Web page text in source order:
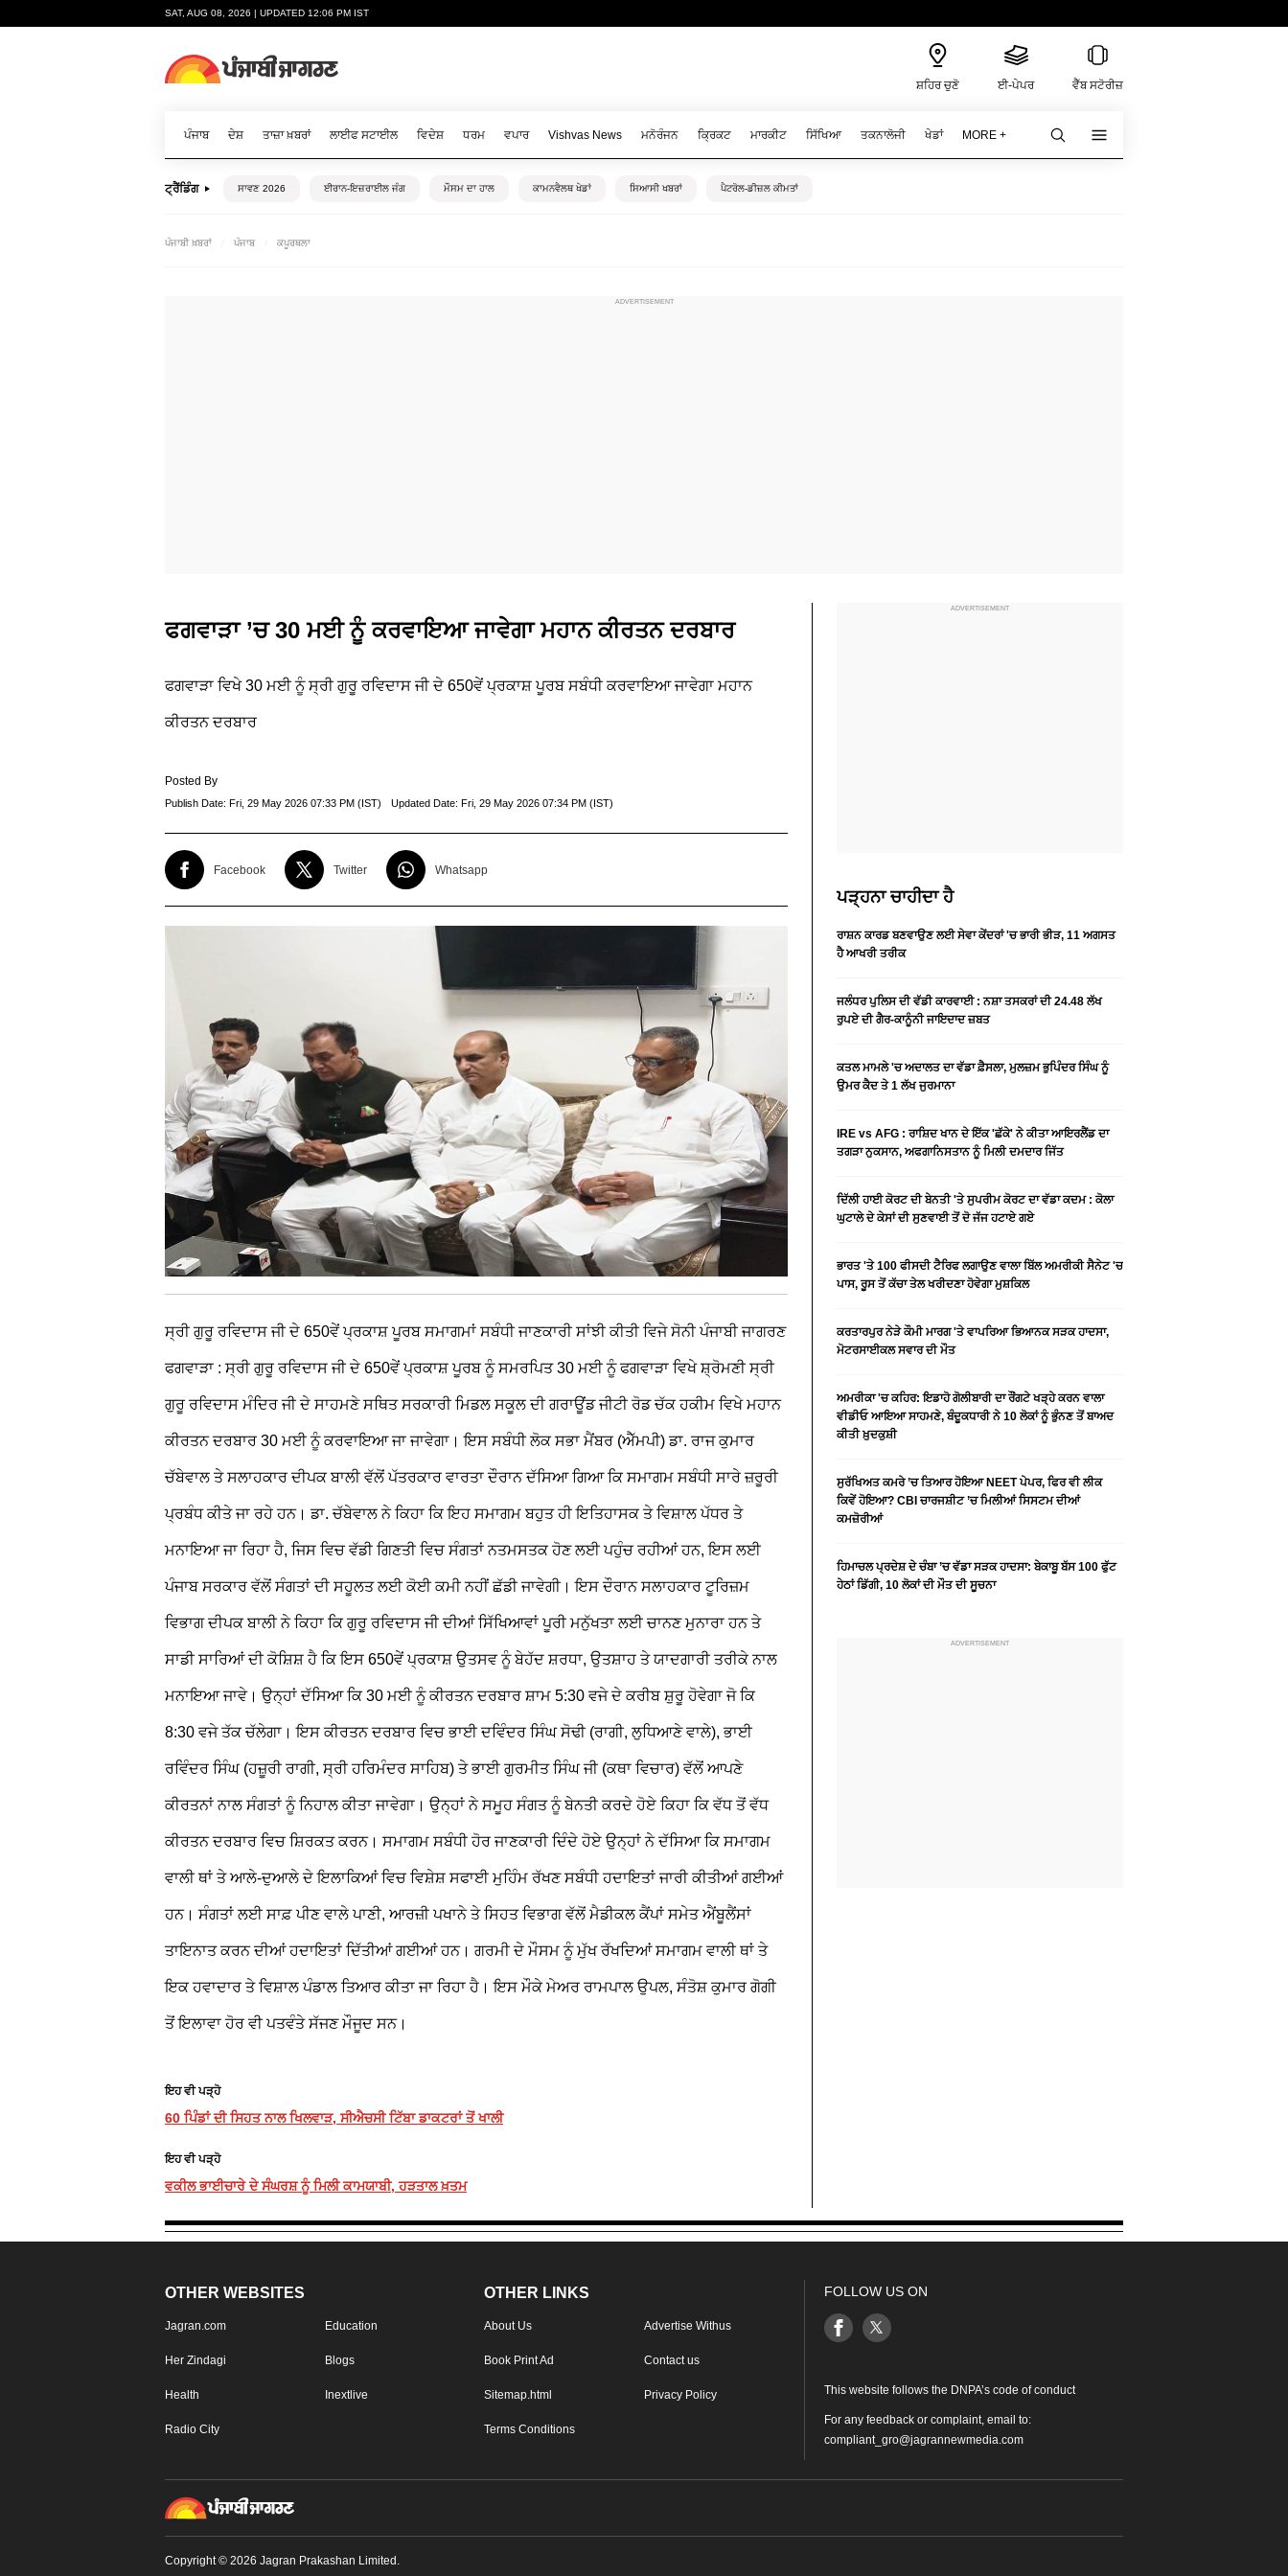
SAT, AUG 08, 2026 | UPDATED 12:06 PM IST
ਸ਼ਹਿਰ ਚੁਣੋ ਈ-ਪੇਪਰ ਵੈੱਬ ਸਟੋਰੀਜ਼
ਪੰਜਾਬ ਦੇਸ਼ ਤਾਜ਼ਾ ਖ਼ਬਰਾਂ ਲਾਈਫ ਸਟਾਈਲ ਵਿਦੇਸ਼ ਧਰਮ ਵਪਾਰ Vishvas News ਮਨੋਰੰਜਨ ਕ੍ਰਿਕਟ ਮਾਰਕੀਟ ਸਿੱਖਿਆ ਤਕਨਾਲੋਜੀ ਖੇਡਾਂ MORE +
ਟ੍ਰੈਂਡਿੰਗ ਸਾਵਣ 2026 ਈਰਾਨ-ਇਜ਼ਰਾਈਲ ਜੰਗ ਮੌਸਮ ਦਾ ਹਾਲ ਕਾਮਨਵੈਲਥ ਖੇਡਾਂ ਸਿਆਸੀ ਖਬਰਾਂ ਪੈਟਰੋਲ-ਡੀਜ਼ਲ ਕੀਮਤਾਂ
ਪੰਜਾਬੀ ਖ਼ਬਰਾਂ ਪੰਜਾਬ ਕਪੂਰਥਲਾ
ਫਗਵਾੜਾ ’ਚ 30 ਮਈ ਨੂੰ ਕਰਵਾਇਆ ਜਾਵੇਗਾ ਮਹਾਨ ਕੀਰਤਨ ਦਰਬਾਰ
ਫਗਵਾੜਾ ਵਿਖੇ 30 ਮਈ ਨੂੰ ਸ੍ਰੀ ਗੁਰੂ ਰਵਿਦਾਸ ਜੀ ਦੇ 650ਵੇਂ ਪ੍ਰਕਾਸ਼ ਪੂਰਬ ਸਬੰਧੀ ਕਰਵਾਇਆ ਜਾਵੇਗਾ ਮਹਾਨ
ਕੀਰਤਨ ਦਰਬਾਰ
Posted By
Publish Date: Fri, 29 May 2026 07:33 PM (IST) Updated Date: Fri, 29 May 2026 07:34 PM (IST)
Facebook Twitter Whatsapp
ਸ੍ਰੀ ਗੁਰੂ ਰਵਿਦਾਸ ਜੀ ਦੇ 650ਵੇਂ ਪ੍ਰਕਾਸ਼ ਪੂਰਬ ਸਮਾਗਮਾਂ ਸਬੰਧੀ ਜਾਣਕਾਰੀ ਸਾਂਝੀ ਕੀਤੀਵਿਜੇ ਸੋਨੀ ਪੰਜਾਬੀ ਜਾਗਰਣ
ਫਗਵਾੜਾ : ਸ੍ਰੀ ਗੁਰੂ ਰਵਿਦਾਸ ਜੀ ਦੇ 650ਵੇਂ ਪ੍ਰਕਾਸ਼ ਪੂਰਬ ਨੂੰ ਸਮਰਪਿਤ 30 ਮਈ ਨੂੰ ਫਗਵਾੜਾ ਵਿਖੇ ਸ਼੍ਰੋਮਣੀ ਸ੍ਰੀ
ਗੁਰੂ ਰਵਿਦਾਸ ਮੰਦਿਰ ਜੀ ਦੇ ਸਾਹਮਣੇ ਸਥਿਤ ਸਰਕਾਰੀ ਮਿਡਲ ਸਕੂਲ ਦੀ ਗਰਾਊਂਡ ਜੀਟੀ ਰੋਡ ਚੱਕ ਹਕੀਮ ਵਿਖੇ ਮਹਾਨ
ਕੀਰਤਨ ਦਰਬਾਰ 30 ਮਈ ਨੂੰ ਕਰਵਾਇਆ ਜਾ ਜਾਵੇਗਾ। ਇਸ ਸਬੰਧੀ ਲੋਕ ਸਭਾ ਮੈਂਬਰ (ਐੱਮਪੀ) ਡਾ. ਰਾਜ ਕੁਮਾਰ
ਚੱਬੇਵਾਲ ਤੇ ਸਲਾਹਕਾਰ ਦੀਪਕ ਬਾਲੀ ਵੱਲੋਂ ਪੱਤਰਕਾਰ ਵਾਰਤਾ ਦੌਰਾਨ ਦੱਸਿਆ ਗਿਆ ਕਿ ਸਮਾਗਮ ਸਬੰਧੀ ਸਾਰੇ ਜ਼ਰੂਰੀ
ਪ੍ਰਬੰਧ ਕੀਤੇ ਜਾ ਰਹੇ ਹਨ। ਡਾ. ਚੱਬੇਵਾਲ ਨੇ ਕਿਹਾ ਕਿ ਇਹ ਸਮਾਗਮ ਬਹੁਤ ਹੀ ਇਤਿਹਾਸਕ ਤੇ ਵਿਸ਼ਾਲ ਪੱਧਰ ਤੇ
ਮਨਾਇਆ ਜਾ ਰਿਹਾ ਹੈ, ਜਿਸ ਵਿਚ ਵੱਡੀ ਗਿਣਤੀ ਵਿਚ ਸੰਗਤਾਂ ਨਤਮਸਤਕ ਹੋਣ ਲਈ ਪਹੁੰਚ ਰਹੀਆਂ ਹਨ, ਇਸ ਲਈ
ਪੰਜਾਬ ਸਰਕਾਰ ਵੱਲੋਂ ਸੰਗਤਾਂ ਦੀ ਸਹੂਲਤ ਲਈ ਕੋਈ ਕਮੀ ਨਹੀਂ ਛੱਡੀ ਜਾਵੇਗੀ।ਇਸ ਦੌਰਾਨ ਸਲਾਹਕਾਰ ਟੂਰਿਜ਼ਮ
ਵਿਭਾਗ ਦੀਪਕ ਬਾਲੀ ਨੇ ਕਿਹਾ ਕਿ ਗੁਰੂ ਰਵਿਦਾਸ ਜੀ ਦੀਆਂ ਸਿੱਖਿਆਵਾਂ ਪੂਰੀ ਮਨੁੱਖਤਾ ਲਈ ਚਾਨਣ ਮੁਨਾਰਾ ਹਨ ਤੇ
ਸਾਡੀ ਸਾਰਿਆਂ ਦੀ ਕੋਸ਼ਿਸ਼ ਹੈ ਕਿ ਇਸ 650ਵੇਂ ਪ੍ਰਕਾਸ਼ ਉਤਸਵ ਨੂੰ ਬੇਹੱਦ ਸ਼ਰਧਾ, ਉਤਸ਼ਾਹ ਤੇ ਯਾਦਗਾਰੀ ਤਰੀਕੇ ਨਾਲ
ਮਨਾਇਆ ਜਾਵੇ। ਉਨ੍ਹਾਂ ਦੱਸਿਆ ਕਿ 30 ਮਈ ਨੂੰ ਕੀਰਤਨ ਦਰਬਾਰ ਸ਼ਾਮ 5:30 ਵਜੇ ਦੇ ਕਰੀਬ ਸ਼ੁਰੂ ਹੋਵੇਗਾ ਜੋ ਕਿ
8:30 ਵਜੇ ਤੱਕ ਚੱਲੇਗਾ। ਇਸ ਕੀਰਤਨ ਦਰਬਾਰ ਵਿਚ ਭਾਈ ਦਵਿੰਦਰ ਸਿੰਘ ਸੋਢੀ (ਰਾਗੀ, ਲੁਧਿਆਣੇ ਵਾਲੇ), ਭਾਈ
ਰਵਿੰਦਰ ਸਿੰਘ (ਹਜ਼ੂਰੀ ਰਾਗੀ, ਸ੍ਰੀ ਹਰਿਮੰਦਰ ਸਾਹਿਬ) ਤੇ ਭਾਈ ਗੁਰਮੀਤ ਸਿੰਘ ਜੀ (ਕਥਾ ਵਿਚਾਰ) ਵੱਲੋਂ ਆਪਣੇ
ਕੀਰਤਨਾਂ ਨਾਲ ਸੰਗਤਾਂ ਨੂੰ ਨਿਹਾਲ ਕੀਤਾ ਜਾਵੇਗਾ। ਉਨ੍ਹਾਂ ਨੇ ਸਮੂਹ ਸੰਗਤ ਨੂੰ ਬੇਨਤੀ ਕਰਦੇ ਹੋਏ ਕਿਹਾ ਕਿ ਵੱਧ ਤੋਂ ਵੱਧ
ਕੀਰਤਨ ਦਰਬਾਰ ਵਿਚ ਸ਼ਿਰਕਤ ਕਰਨ। ਸਮਾਗਮ ਸਬੰਧੀ ਹੋਰ ਜਾਣਕਾਰੀ ਦਿੰਦੇ ਹੋਏ ਉਨ੍ਹਾਂ ਨੇ ਦੱਸਿਆ ਕਿ ਸਮਾਗਮ
ਵਾਲੀ ਥਾਂ ਤੇ ਆਲੇ-ਦੁਆਲੇ ਦੇ ਇਲਾਕਿਆਂ ਵਿਚ ਵਿਸ਼ੇਸ਼ ਸਫਾਈ ਮੁਹਿੰਮ ਰੱਖਣ ਸਬੰਧੀ ਹਦਾਇਤਾਂ ਜਾਰੀ ਕੀਤੀਆਂ ਗਈਆਂ
ਹਨ। ਸੰਗਤਾਂ ਲਈ ਸਾਫ਼ ਪੀਣ ਵਾਲੇ ਪਾਣੀ, ਆਰਜ਼ੀ ਪਖਾਨੇ ਤੇ ਸਿਹਤ ਵਿਭਾਗ ਵੱਲੋਂ ਮੈਡੀਕਲ ਕੈਂਪਾਂ ਸਮੇਤ ਐਂਬੂਲੈਂਸਾਂ
ਤਾਇਨਾਤ ਕਰਨ ਦੀਆਂ ਹਦਾਇਤਾਂ ਦਿੱਤੀਆਂ ਗਈਆਂ ਹਨ। ਗਰਮੀ ਦੇ ਮੌਸਮ ਨੂੰ ਮੁੱਖ ਰੱਖਦਿਆਂ ਸਮਾਗਮ ਵਾਲੀ ਥਾਂ ਤੇ
ਇਕ ਹਵਾਦਾਰ ਤੇ ਵਿਸ਼ਾਲ ਪੰਡਾਲ ਤਿਆਰ ਕੀਤਾ ਜਾ ਰਿਹਾ ਹੈ। ਇਸ ਮੌਕੇ ਮੇਅਰ ਰਾਮਪਾਲ ਉਪਲ, ਸੰਤੋਸ਼ ਕੁਮਾਰ ਗੋਗੀ
ਤੋਂ ਇਲਾਵਾ ਹੋਰ ਵੀ ਪਤਵੰਤੇ ਸੱਜਣ ਮੌਜੂਦ ਸਨ।
ਇਹ ਵੀ ਪੜ੍ਹੋ
60 ਪਿੰਡਾਂ ਦੀ ਸਿਹਤ ਨਾਲ ਖਿਲਵਾੜ, ਸੀਐਚਸੀ ਟਿੱਬਾ ਡਾਕਟਰਾਂ ਤੋਂ ਖਾਲੀ
ਇਹ ਵੀ ਪੜ੍ਹੋ
ਵਕੀਲ ਭਾਈਚਾਰੇ ਦੇ ਸੰਘਰਸ਼ ਨੂੰ ਮਿਲੀ ਕਾਮਯਾਬੀ, ਹੜਤਾਲ ਖ਼ਤਮ
ਪੜ੍ਹਨਾ ਚਾਹੀਦਾ ਹੈ
ਰਾਸ਼ਨ ਕਾਰਡ ਬਣਵਾਉਣ ਲਈ ਸੇਵਾ ਕੇਂਦਰਾਂ 'ਚ ਭਾਰੀ ਭੀੜ, 11 ਅਗਸਤ
ਹੈ ਆਖਰੀ ਤਰੀਕ
ਜਲੰਧਰ ਪੁਲਿਸ ਦੀ ਵੱਡੀ ਕਾਰਵਾਈ : ਨਸ਼ਾ ਤਸਕਰਾਂ ਦੀ 24.48 ਲੱਖ
ਰੁਪਏ ਦੀ ਗੈਰ-ਕਾਨੂੰਨੀ ਜਾਇਦਾਦ ਜ਼ਬਤ
ਕਤਲ ਮਾਮਲੇ 'ਚ ਅਦਾਲਤ ਦਾ ਵੱਡਾ ਫ਼ੈਸਲਾ, ਮੁਲਜ਼ਮ ਭੁਪਿੰਦਰ ਸਿੰਘ ਨੂੰ
ਉਮਰ ਕੈਦ ਤੇ 1 ਲੱਖ ਜੁਰਮਾਨਾ
IRE vs AFG : ਰਾਸ਼ਿਦ ਖਾਨ ਦੇ ਇੱਕ 'ਛੱਕੇ' ਨੇ ਕੀਤਾ ਆਇਰਲੈਂਡ ਦਾ
ਤਗੜਾ ਨੁਕਸਾਨ, ਅਫਗਾਨਿਸਤਾਨ ਨੂੰ ਮਿਲੀ ਦਮਦਾਰ ਜਿੱਤ
ਦਿੱਲੀ ਹਾਈ ਕੋਰਟ ਦੀ ਬੇਨਤੀ 'ਤੇ ਸੁਪਰੀਮ ਕੋਰਟ ਦਾ ਵੱਡਾ ਕਦਮ : ਕੋਲਾ
ਘੁਟਾਲੇ ਦੇ ਕੇਸਾਂ ਦੀ ਸੁਣਵਾਈ ਤੋਂ ਦੋ ਜੱਜ ਹਟਾਏ ਗਏ
ਭਾਰਤ 'ਤੇ 100 ਫੀਸਦੀ ਟੈਰਿਫ ਲਗਾਉਣ ਵਾਲਾ ਬਿੱਲ ਅਮਰੀਕੀ ਸੈਨੇਟ 'ਚ
ਪਾਸ, ਰੂਸ ਤੋਂ ਕੱਚਾ ਤੇਲ ਖਰੀਦਣਾ ਹੋਵੇਗਾ ਮੁਸ਼ਕਿਲ
ਕਰਤਾਰਪੁਰ ਨੇੜੇ ਕੌਮੀ ਮਾਰਗ 'ਤੇ ਵਾਪਰਿਆ ਭਿਆਨਕ ਸੜਕ ਹਾਦਸਾ,
ਮੋਟਰਸਾਈਕਲ ਸਵਾਰ ਦੀ ਮੌਤ
ਅਮਰੀਕਾ 'ਚ ਕਹਿਰ: ਇਡਾਹੋ ਗੋਲੀਬਾਰੀ ਦਾ ਰੌਂਗਟੇ ਖੜ੍ਹੇ ਕਰਨ ਵਾਲਾ
ਵੀਡੀਓ ਆਇਆ ਸਾਹਮਣੇ, ਬੰਦੂਕਧਾਰੀ ਨੇ 10 ਲੋਕਾਂ ਨੂੰ ਭੁੰਨਣ ਤੋਂ ਬਾਅਦ
ਕੀਤੀ ਖ਼ੁਦਕੁਸ਼ੀ
ਸੁਰੱਖਿਅਤ ਕਮਰੇ ’ਚ ਤਿਆਰ ਹੋਇਆ NEET ਪੇਪਰ, ਫਿਰ ਵੀ ਲੀਕ
ਕਿਵੇਂ ਹੋਇਆ? CBI ਚਾਰਜਸ਼ੀਟ ’ਚ ਮਿਲੀਆਂ ਸਿਸਟਮ ਦੀਆਂ
ਕਮਜ਼ੋਰੀਆਂ
ਹਿਮਾਚਲ ਪ੍ਰਦੇਸ਼ ਦੇ ਚੰਬਾ ’ਚ ਵੱਡਾ ਸੜਕ ਹਾਦਸਾ: ਬੇਕਾਬੂ ਬੱਸ 100 ਫੁੱਟ
ਹੇਠਾਂ ਡਿੱਗੀ, 10 ਲੋਕਾਂ ਦੀ ਮੌਤ ਦੀ ਸੂਚਨਾ
OTHER WEBSITES
Jagran.com Education
Her Zindagi Blogs
Health Inextlive
Radio City
OTHER LINKS
About Us Advertise Withus
Book Print Ad Contact us
Sitemap.html Privacy Policy
Terms Conditions
FOLLOW US ON
This website follows the DNPA’s code of conduct
For any feedback or complaint, email to:
compliant_gro@jagrannewmedia.com
Copyright © 2026 Jagran Prakashan Limited.